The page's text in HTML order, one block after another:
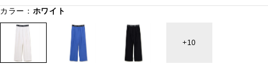
カラー： ホワイト
10